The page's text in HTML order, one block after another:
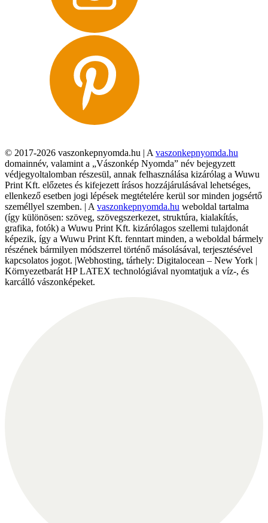
© 2017-2026 vaszonkepnyomda.hu | A vaszonkepnyomda.hu
domainnév, valamint a „Vászonkép Nyomda” név bejegyzett
védjegyoltalomban részesül, annak felhasználása kizárólag a Wuwu
Print Kft. előzetes és kifejezett írásos hozzájárulásával lehetséges,
ellenkező esetben jogi lépések megtételére kerül sor minden jogsértő
személlyel szemben. | A vaszonkepnyomda.hu weboldal tartalma
(így különösen: szöveg, szövegszerkezet, struktúra, kialakítás,
grafika, fotók) a Wuwu Print Kft. kizárólagos szellemi tulajdonát
képezik, így a Wuwu Print Kft. fenntart minden, a weboldal bármely
részének bármilyen módszerrel történő másolásával, terjesztésével
kapcsolatos jogot. |Webhosting, tárhely: Digitalocean – New York |
Környezetbarát HP LATEX technológiával nyomtatjuk a víz-, és
karcálló vászonképeket.